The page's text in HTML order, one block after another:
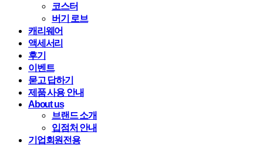
코스터
버기 로브
캐리웨어
액세서리
후기
이벤트
묻고 답하기
제품 사용 안내
About us
브랜드 소개
입점처 안내
기업회원전용